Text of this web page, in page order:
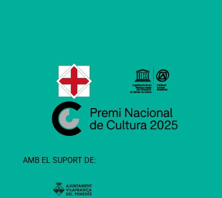
AMB EL SUPORT DE: